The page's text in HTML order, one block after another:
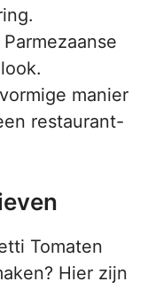
manier
restaurant-
Tomaten
Hier zijn